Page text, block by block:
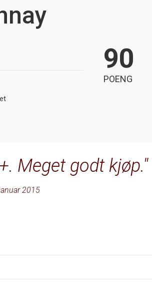
90
POENG
Meget godt kjøp.
2015